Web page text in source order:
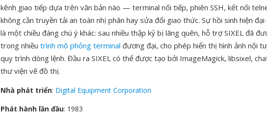
kênh giao tiếp dựa trên văn bản nào — terminal nối tiếp, phiên SSH, kết nối
không cần truyền tải an toàn nhị phân hay sửa đổi giao thức. Sự hồi sinh hiện
là một chiều đáng chú ý khác: sau nhiều thập kỷ bị lãng quên, hỗ trợ SIXEL đã
trong nhiều trình mô phỏng terminal đương đại, cho phép hiển thị hình ảnh nội
quy trình dòng lệnh. Đầu ra SIXEL có thể được tạo bởi ImageMagick, libsixel,
thư viện vẽ đồ thị.
Nhà phát triển: Digital Equipment Corporation
Phát hành lần đầu: 1983